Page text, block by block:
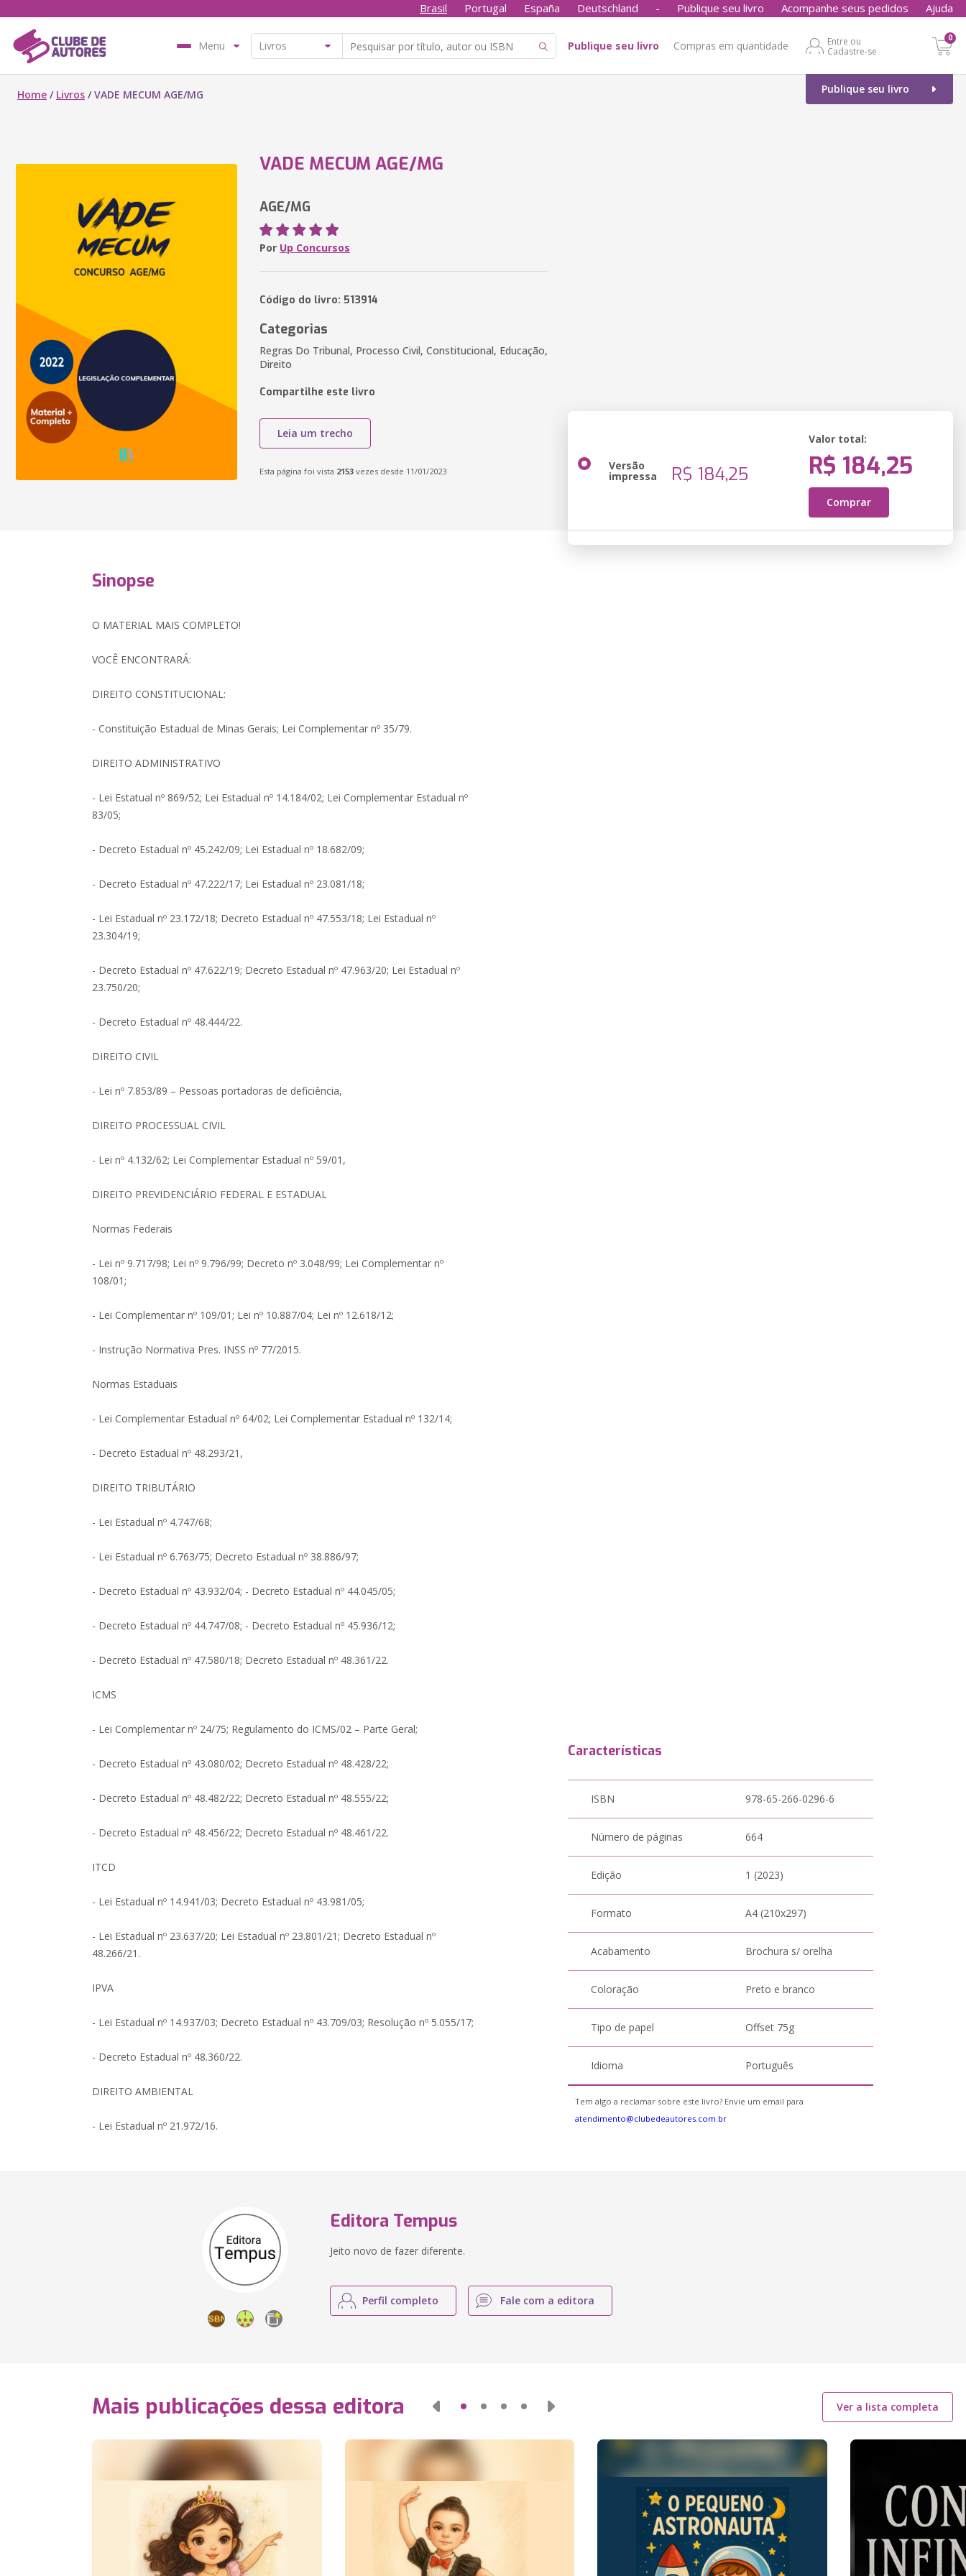
Brasil Portugal España Deutschland - Publique seu livro Acompanhe seus pedidos Ajuda
Menu Publique seu livro Compras em quantidade
Entre ou
Cadastre-se
0
Publique seu livro
Home / Livros /VADE MECUM AGE/MG
VADE MECUM AGE/MG
AGE/MG
Por Up Concursos
Código do livro: 513914
Categorias
Regras Do Tribunal, Processo Civil, Constitucional, Educação,
Direito
Compartilhe este livro
Leia um trecho
Esta página foi vista 2153 vezes desde 11/01/2023 Versão
impressa R$ 184,25
Valor total:
R$ 184,25
Comprar
Sinopse
O MATERIAL MAIS COMPLETO!
VOCÊ ENCONTRARÁ:
DIREITO CONSTITUCIONAL:
- Constituição Estadual de Minas Gerais; Lei Complementar nº 35/79.
DIREITO ADMINISTRATIVO
- Lei Estatual nº 869/52; Lei Estadual nº 14.184/02; Lei Complementar Estadual nº
83/05;
- Decreto Estadual nº 45.242/09; Lei Estadual nº 18.682/09;
- Decreto Estadual nº 47.222/17; Lei Estadual nº 23.081/18;
- Lei Estadual nº 23.172/18; Decreto Estadual nº 47.553/18; Lei Estadual nº
23.304/19;
- Decreto Estadual nº 47.622/19; Decreto Estadual nº 47.963/20; Lei Estadual nº
23.750/20;
- Decreto Estadual nº 48.444/22.
DIREITO CIVIL
- Lei nº 7.853/89 – Pessoas portadoras de deficiência,
DIREITO PROCESSUAL CIVIL
- Lei nº 4.132/62; Lei Complementar Estadual nº 59/01,
DIREITO PREVIDENCIÁRIO FEDERAL E ESTADUAL
Normas Federais
- Lei nº 9.717/98; Lei nº 9.796/99; Decreto nº 3.048/99; Lei Complementar nº
108/01;
- Lei Complementar nº 109/01; Lei nº 10.887/04; Lei nº 12.618/12;
- Instrução Normativa Pres. INSS nº 77/2015.
Normas Estaduais
- Lei Complementar Estadual nº 64/02; Lei Complementar Estadual nº 132/14;
- Decreto Estadual nº 48.293/21,
DIREITO TRIBUTÁRIO
- Lei Estadual nº 4.747/68;
- Lei Estadual nº 6.763/75; Decreto Estadual nº 38.886/97;
- Decreto Estadual nº 43.932/04; - Decreto Estadual nº 44.045/05;
- Decreto Estadual nº 44.747/08; - Decreto Estadual nº 45.936/12;
- Decreto Estadual nº 47.580/18; Decreto Estadual nº 48.361/22.
ICMS
- Lei Complementar nº 24/75; Regulamento do ICMS/02 – Parte Geral;
- Decreto Estadual nº 43.080/02; Decreto Estadual nº 48.428/22;
- Decreto Estadual nº 48.482/22; Decreto Estadual nº 48.555/22;
- Decreto Estadual nº 48.456/22; Decreto Estadual nº 48.461/22.
ITCD
- Lei Estadual nº 14.941/03; Decreto Estadual nº 43.981/05;
- Lei Estadual nº 23.637/20; Lei Estadual nº 23.801/21; Decreto Estadual nº
48.266/21.
IPVA
- Lei Estadual nº 14.937/03; Decreto Estadual nº 43.709/03; Resolução nº 5.055/17;
- Decreto Estadual nº 48.360/22.
DIREITO AMBIENTAL
- Lei Estadual nº 21.972/16.
Características
ISBN 978-65-266-0296-6
Número de páginas 664
Edição 1 (2023)
Formato A4 (210x297)
Acabamento Brochura s/ orelha
Coloração Preto e branco
Tipo de papel Offset 75g
Idioma Português
Tem algo a reclamar sobre este livro? Envie um email para
atendimento@clubedeautores.com.br
Editora Tempus
Jeito novo de fazer diferente.
Perfil completo Fale com a editora
Mais publicações dessa editora Ver a lista completa